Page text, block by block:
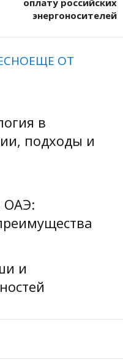
оплату российских
энергоносителей
ЕЩЕ ОТ
в
подходы и
ОАЭ:
и